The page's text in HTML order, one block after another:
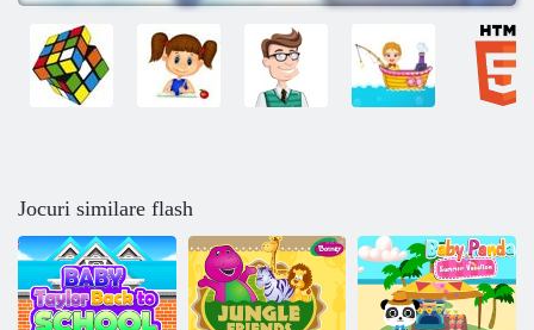
Jocuri similare flash